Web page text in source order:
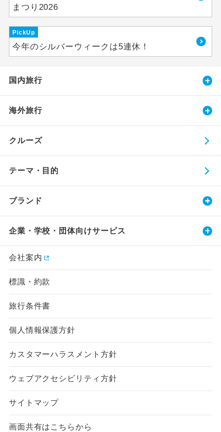
まつり2026
PickUp
今年のシルバーウィークは5連休！
国内旅行
海外旅行
クルーズ
テーマ・目的
ブランド
企業・学校・団体向けサービス
会社案内
標識・約款
旅行条件書
個人情報保護方針
カスタマーハラスメント方針
ウェブアクセシビリティ方針
サイトマップ
画面共有はこちらから